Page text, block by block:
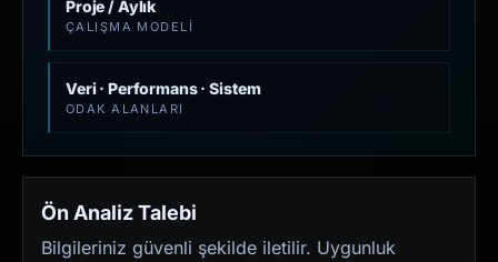
Proje / Aylık
ÇALIŞMA MODELI
Veri · Performans · Sistem
ODAK ALANLARI
Ön Analiz Talebi
Bilgileriniz güvenli şekilde iletilir. Uygunluk